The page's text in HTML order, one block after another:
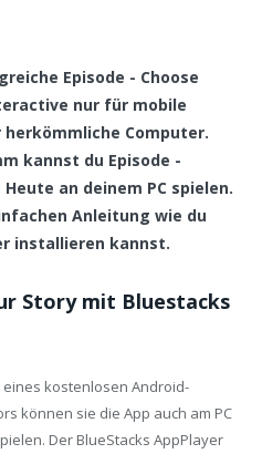
Episode - Choose
nur für mobile
Computer.
kannst du Episode -
an deinem PC spielen.
Anleitung wie du
installieren kannst.
Story mit Bluestacks
kostenlosen Android-
können sie die App auch am PC
Der BlueStacks AppPlayer